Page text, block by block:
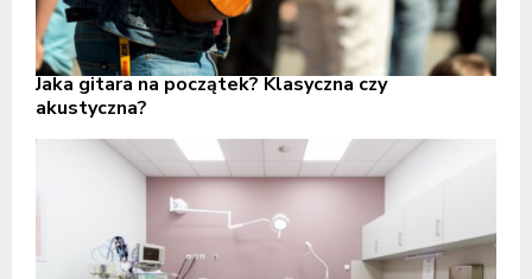
Jaka gitara na początek? Klasyczna czy
akustyczna?